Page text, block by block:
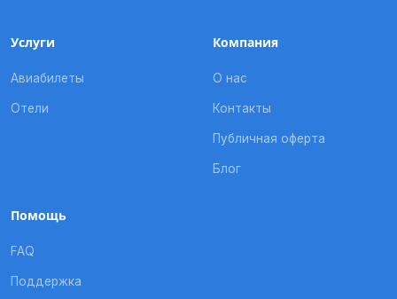
Услуги
Авиабилеты
Отели
Компания
О нас
Контакты
Публичная оферта
Блог
Помощь
FAQ
Поддержка